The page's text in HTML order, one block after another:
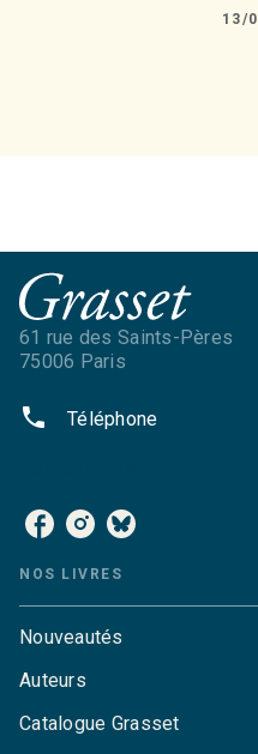
13/
61 rue des Saints-Pères
75006 Paris
phone Téléphone
NOS LIVRES
Nouveautés
Auteurs
Catalogue Grasset